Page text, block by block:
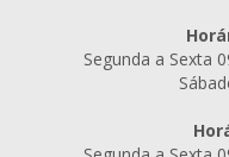
Segunda a Sexta